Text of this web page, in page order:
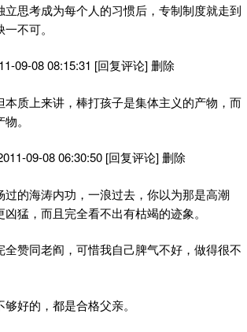
立思考成为每个人的习惯后，专制制度就走到
不可。
09-08 08:15:31 [回复评论] 删除
本质上来讲，棒打孩子是集体主义的产物，而
。
09-08 06:30:50 [回复评论] 删除
过的海涛内功，一浪过去，你以为那是高潮
猛，而且完全看不出有枯竭的迹象。
全赞同老阎，可惜我自己脾气不好，做得很不
好的，都是合格父亲。